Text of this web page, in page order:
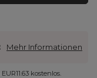
Mehr Informationen
EUR11.63 kostenlos.